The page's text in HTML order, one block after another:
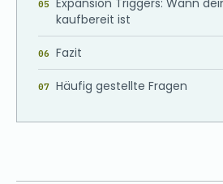
Expansion Triggers: Wann
kaufbereit ist
Fazit
Häufig gestellte Fragen